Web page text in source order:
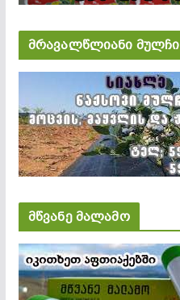
მრავალწლიანი მულჩი
მწვანე მალამო